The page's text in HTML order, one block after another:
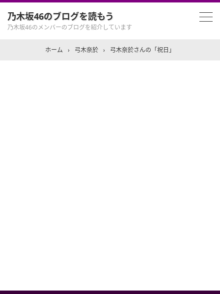
乃木坂46のブログを読もう
乃木坂46のメンバーのブログを紹介しています
ホーム › 弓木奈於 › 弓木奈於さんの「祝日」